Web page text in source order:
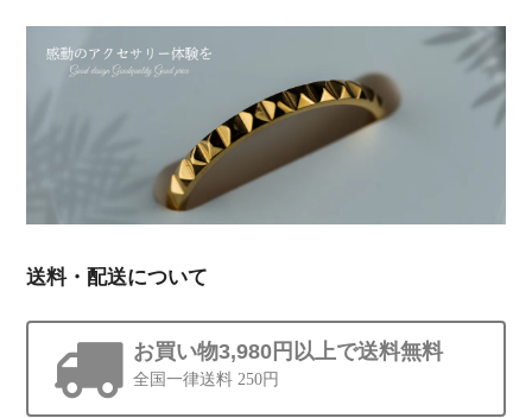
送料・配送について
お買い物3,980円以上で送料無料
全国一律送料 250円